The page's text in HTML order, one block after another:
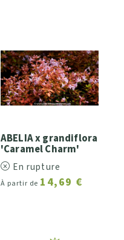
ABELIA x grandiflora
'Caramel Charm'
En rupture
À partir de 14,69 €